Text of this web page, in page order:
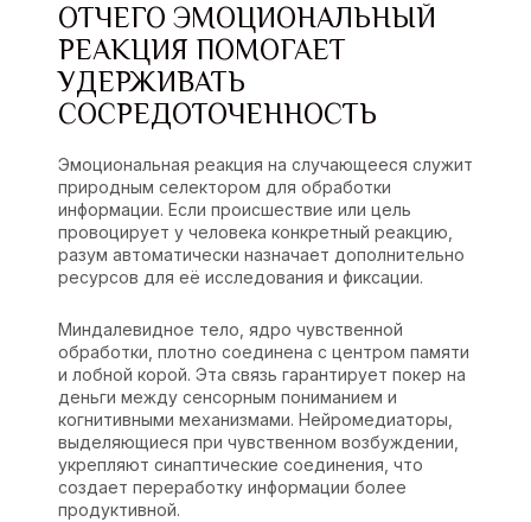
ОТЧЕГО ЭМОЦИОНАЛЬНЫЙ
РЕАКЦИЯ ПОМОГАЕТ
УДЕРЖИВАТЬ
СОСРЕДОТОЧЕННОСТЬ
Эмоциональная реакция на случающееся служит
природным селектором для обработки
информации. Если происшествие или цель
провоцирует у человека конкретный реакцию,
разум автоматически назначает дополнительно
ресурсов для её исследования и фиксации.
Миндалевидное тело, ядро чувственной
обработки, плотно соединена с центром памяти
и лобной корой. Эта связь гарантирует покер на
деньги между сенсорным пониманием и
когнитивными механизмами. Нейромедиаторы,
выделяющиеся при чувственном возбуждении,
укрепляют синаптические соединения, что
создает переработку информации более
продуктивной.